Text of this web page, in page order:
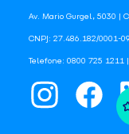
Av. Mario Gurgel, 5030 |
CNPJ: 27.486.182/0001-
Telefone: 0800 725 1211